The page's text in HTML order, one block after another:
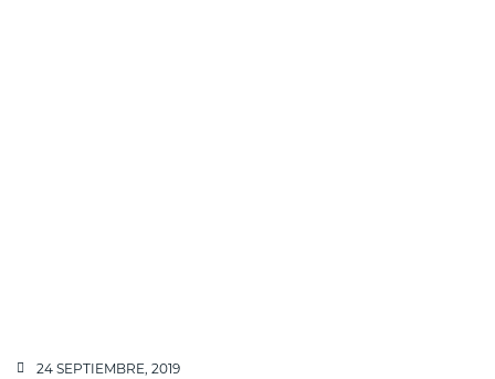
24 SEPTIEMBRE, 2019